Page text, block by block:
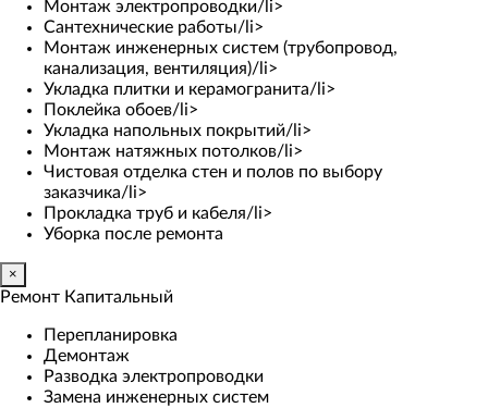
Монтаж электропроводки/li>
Сантехнические работы/li>
Монтаж инженерных систем (трубопровод,
канализация, вентиляция)/li>
Укладка плитки и керамогранита/li>
Поклейка обоев/li>
Укладка напольных покрытий/li>
Монтаж натяжных потолков/li>
Чистовая отделка стен и полов по выбору
заказчика/li>
Прокладка труб и кабеля/li>
Уборка после ремонта
×
Ремонт Капитальный
Перепланировка
Демонтаж
Разводка электропроводки
Замена инженерных систем